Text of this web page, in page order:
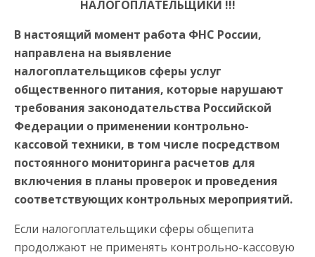
НАЛОГОПЛАТЕЛЬЩИКИ !!!
В настоящий момент работа ФНС России,
направлена на выявление
налогоплательщиков сферы услуг
общественного питания, которые нарушают
требования законодательства Российской
Федерации о применении контрольно-
кассовой техники, в том числе посредством
постоянного мониторинга расчетов для
включения в планы проверок и проведения
соответствующих контрольных мероприятий.
Если налогоплательщики сферы общепита
продолжают не применять контрольно-кассовую